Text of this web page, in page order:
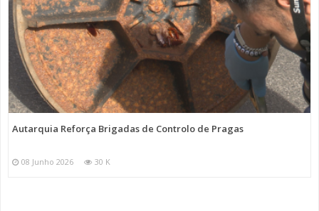
Autarquia Reforça Brigadas de Controlo de Pragas
08 Junho 2026 30 K